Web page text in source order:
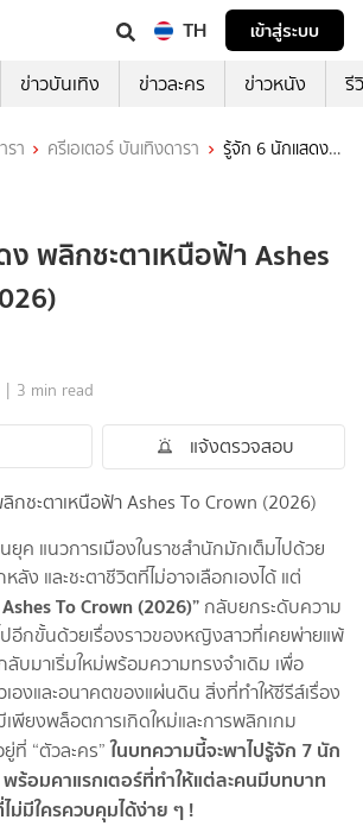
TH
เข้าสู่ระบบ
ข่าวบันเทิง ข่าวละคร ข่าวหนัง รี
รา ครีเอเตอร์ บันเทิงดารา
รู้จัก 6 นักแสดง
To Crown (2026)
พลิกชะตาเหนือฟ้า Ashes
| 3 min read
แจ้งตรวจสอบ
ยุค แนวการเมืองในราชสำนักมักเต็มไปด้วย
ลัง และชะตาชีวิตที่ไม่อาจเลือกเองได้ แต่
To Crown (2026)” กลับยกระดับความ
อีกขั้นด้วยเรื่องราวของหญิงสาวที่เคยพ่ายแพ้
ลับมาเริ่มใหม่พร้อมความทรงจำเดิม เพื่อ
องและอนาคตของแผ่นดิน สิ่งที่ทำให้ซีรีส์เรื่อง
พียงพล็อตการเกิดใหม่และการพลิกเกม
ที่ “ตัวละคร”ในบทความนี้จะพาไปรู้จัก 7 นัก
ร้อมคาแรกเตอร์ที่ทำให้แต่ละคนมีบทบาท
มีใครควบคุมได้ง่าย ๆ !